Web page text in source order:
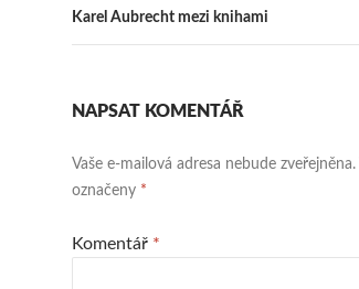
Karel Aubrecht mezi knihami
NAPSAT KOMENTÁŘ
Vaše e-mailová adresa nebude zveřejněna.
označeny *
Komentář *